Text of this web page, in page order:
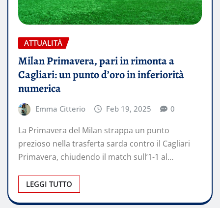
ATTUALITÀ
Milan Primavera, pari in rimonta a
Cagliari: un punto d’oro in inferiorità
numerica
Emma Citterio Feb 19, 2025 0
La Primavera del Milan strappa un punto
prezioso nella trasferta sarda contro il Cagliari
Primavera, chiudendo il match sull’1-1 al…
LEGGI TUTTO